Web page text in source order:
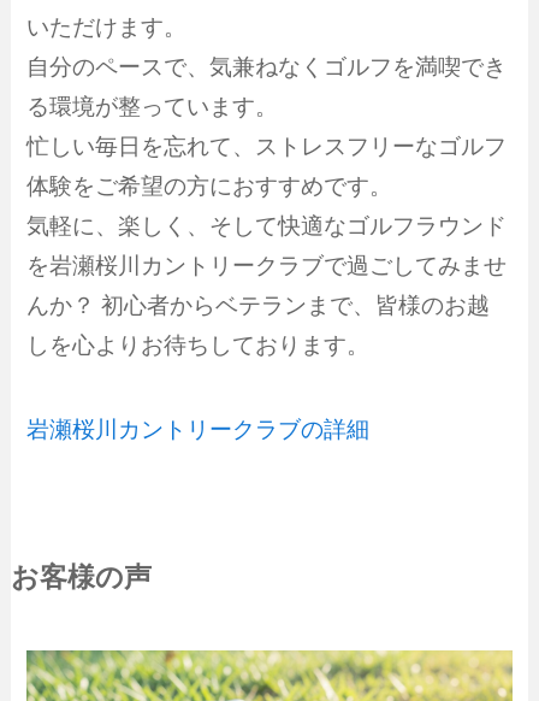
いただけます。
自分のペースで、気兼ねなくゴルフを満喫でき
る環境が整っています。
忙しい毎日を忘れて、ストレスフリーなゴルフ
体験をご希望の方におすすめです。
気軽に、楽しく、そして快適なゴルフラウンド
を岩瀬桜川カントリークラブで過ごしてみませ
んか？ 初心者からベテランまで、皆様のお越
しを心よりお待ちしております。
岩瀬桜川カントリークラブの詳細
お客様の声